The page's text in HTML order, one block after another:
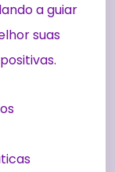
a guiar
suas